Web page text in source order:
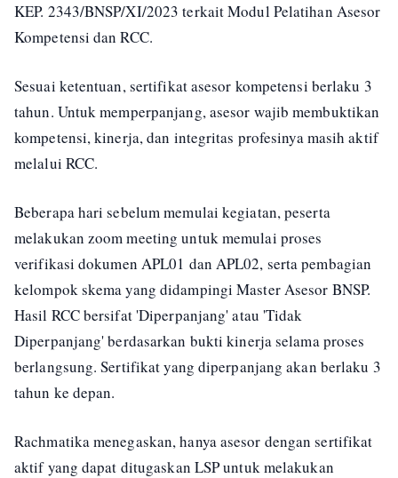
KEP. 2343/BNSP/XI/2023 terkait Modul Pelatihan Asesor
Kompetensi dan RCC.
Sesuai ketentuan, sertifikat asesor kompetensi berlaku 3
tahun. Untuk memperpanjang, asesor wajib membuktikan
kompetensi, kinerja, dan integritas profesinya masih aktif
melalui RCC.
Beberapa hari sebelum memulai kegiatan, peserta
melakukan zoom meeting untuk memulai proses
verifikasi dokumen APL01 dan APL02, serta pembagian
kelompok skema yang didampingi Master Asesor BNSP.
Hasil RCC bersifat 'Diperpanjang' atau 'Tidak
Diperpanjang' berdasarkan bukti kinerja selama proses
berlangsung. Sertifikat yang diperpanjang akan berlaku 3
tahun ke depan.
Rachmatika menegaskan, hanya asesor dengan sertifikat
aktif yang dapat ditugaskan LSP untuk melakukan